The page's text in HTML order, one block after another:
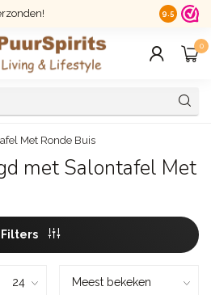
14 dagen
9.5
0
Met Ronde Buis
met Salontafel Met
Filters